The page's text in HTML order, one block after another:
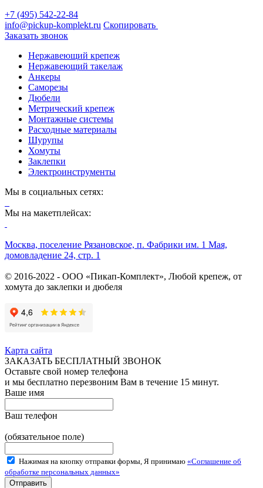
+7 (495) 542-22-84
info@pickup-komplekt.ru Скопировать
Заказать звонок
Нержавеющий крепеж
Нержавеющий такелаж
Анкеры
Саморезы
Дюбели
Метрический крепеж
Монтажные системы
Расходные материалы
Шурупы
Хомуты
Заклепки
Электроинструменты
Мы в социальных сетях:
Мы на макетплейсах:
Москва, поселение Рязановское, п. Фабрики им. 1 Мая,
домовладение 24, стр. 1
© 2016-2022 - ООО «Пикап-Комплект», Любой крепеж, от
хомута до заклепки и дюбеля
Карта сайта
ЗАКАЗАТЬ БЕСПЛАТНЫЙ ЗВОНОК
Оставьте свой номер телефона
и мы бесплатно перезвоним Вам в течение 15 минут.
Ваше имя
Ваш телефон
(обязательное поле)
Нажимая на кнопку отправки формы, Я принимаю «Соглашение об
обработке персональных данных»